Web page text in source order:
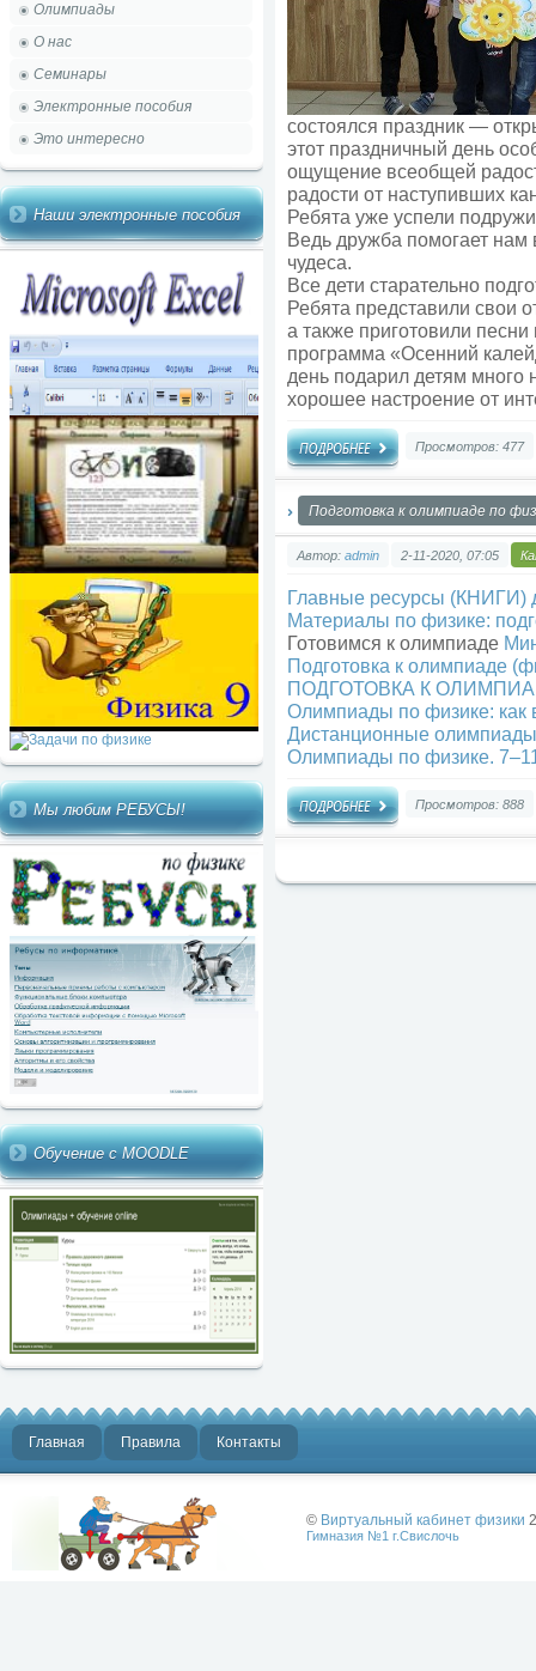
Олимпиады
О нас
Семинары
Электронные пособия
Это интересно
Наши электронные пособия
Мы любим РЕБУСЫ!
Обучение с MOODLE
состоялся праздник —
этот праздничный день
ощущение всеобщей
радости от наступивших
Ребята уже успели
Ведь дружба помогает нам
чудеса.
Все дети старательно
Ребята представили свои
а также приготовили
программа «Осенний
день подарил детям
хорошее настроение от
Просмотров: 477
Подготовка к олимпиаде по
Автор: admin 2-11-2020, 07:05
Главные ресурсы (КНИГИ)
Материалы по физике:
Готовимся к олимпиаде
Подготовка к олимпиаде
ПОДГОТОВКА К
Олимпиады по физике: как
Дистанционные олимпиады
Олимпиады по физике.
Просмотров: 888
Главная Правила Контакты
© Виртуальный кабинет физики
Гимназия №1 г.Свислочь